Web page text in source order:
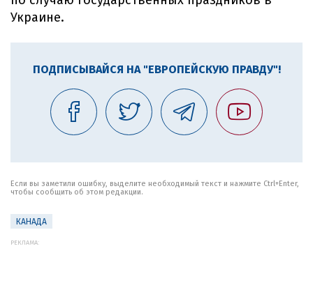
Украине.
ПОДПИСЫВАЙСЯ НА "ЕВРОПЕЙСКУЮ ПРАВДУ"!
Если вы заметили ошибку, выделите необходимый текст и нажмите Ctrl+Enter,
чтобы сообщить об этом редакции.
КАНАДА
РЕКЛАМА: